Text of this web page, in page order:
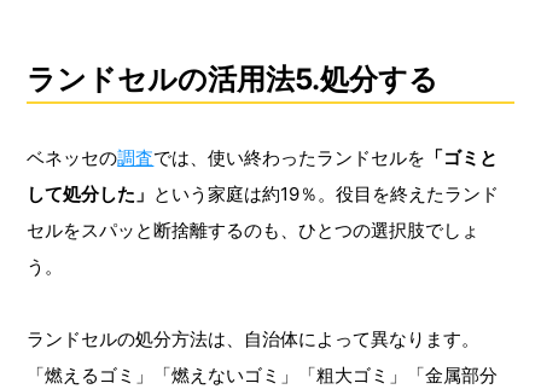
ランドセルの活用法5.処分する
ベネッセの調査では、使い終わったランドセルを 「ゴミと
して処分した」 という家庭は約19％。役目を終えたランド
セルをスパッと断捨離するのも、ひとつの選択肢でしょ
う。
ランドセルの処分方法は、自治体によって異なります。
「燃えるゴミ」「燃えないゴミ」「粗大ゴミ」「金属部分